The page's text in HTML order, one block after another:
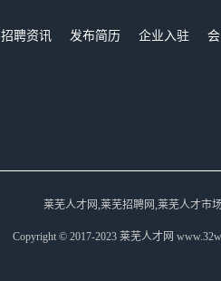
招聘资讯 发布简历 企业入驻
莱芜人才网,莱芜招聘网,莱芜人才市
Copyright © 2017-2023 莱芜人才网